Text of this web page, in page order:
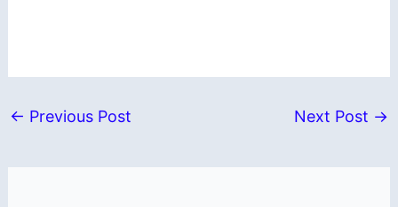
← Previous Post Next Post →